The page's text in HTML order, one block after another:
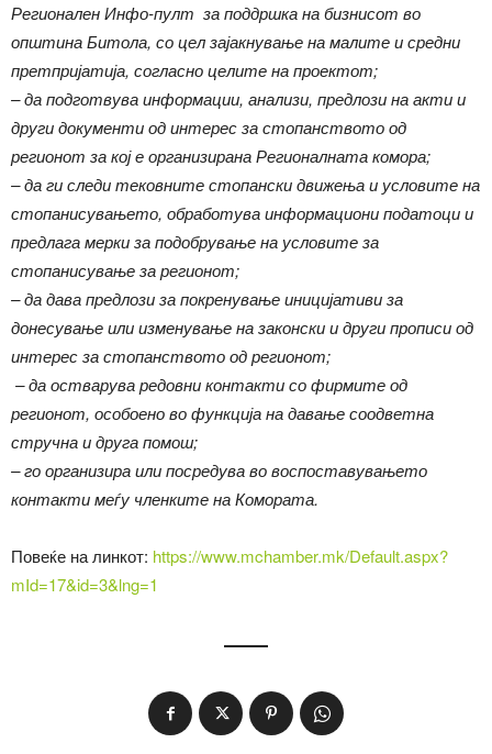
Регионален Инфо-пулт за поддршка на бизнисот во
општина Битола, со цел зајакнување на малите и средни
претпријатија, согласно целите на проектот;
– да подготвува информации, анализи, предлози на акти и
други документи од интерес за стопанството од
регионот за кој е организирана Регионалната комора;
– да ги следи тековните стопански движења и условите на
стопанисувањето, обработува информациони податоци и
предлага мерки за подобрување на условите за
стопанисување за регионот;
– да дава предлози за покренување иницијативи за
донесување или изменување на законски и други прописи од
интерес за стопанството од регионот;
– да остварува редовни контакти со фирмите од
регионот, особоено во функција на давање соодветна
стручна и друга помош;
– го организира или посредува во воспоставувањето
контакти меѓу членките на Комората.
Повеќе на линкот: https://www.mchamber.mk/Default.aspx?
mId=17&id=3&lng=1